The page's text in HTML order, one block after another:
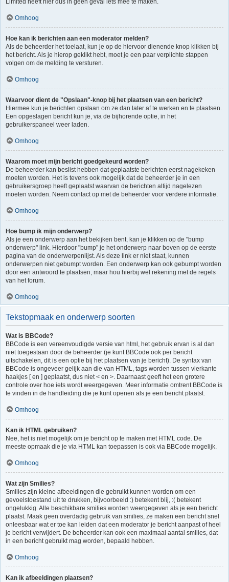
Limited heeft hier dus in geen geval iets mee te maken.
Omhoog
Hoe kan ik berichten aan een moderator melden?
Als de beheerder het toelaat, kun je op de hiervoor dienende knop klikken bij
het bericht. Als je hierop geklikt hebt, moet je een paar verplichte stappen
volgen om de melding te versturen.
Omhoog
Waarvoor dient de "Opslaan"-knop bij het plaatsen van een bericht?
Hiermee kun je berichten opslaan om ze dan later af te werken en te plaatsen.
Een opgeslagen bericht kun je, via de bijhorende optie, in het
gebruikerspaneel weer laden.
Omhoog
Waarom moet mijn bericht goedgekeurd worden?
De beheerder kan beslist hebben dat geplaatste berichten eerst nagekeken
moeten worden. Het is tevens ook mogelijk dat de beheerder je in een
gebruikersgroep heeft geplaatst waarvan de berichten altijd nagelezen
moeten worden. Neem contact op met de beheerder voor verdere informatie.
Omhoog
Hoe bump ik mijn onderwerp?
Als je een onderwerp aan het bekijken bent, kan je klikken op de "bump
onderwerp" link. Hierdoor "bump" je het onderwerp naar boven op de eerste
pagina van de onderwerpenlijst. Als deze link er niet staat, kunnen
onderwerpen niet gebumpt worden. Een onderwerp kan ook gebumpt worden
door een antwoord te plaatsen, maar hou hierbij wel rekening met de regels
van het forum.
Omhoog
Tekstopmaak en onderwerp soorten
Wat is BBCode?
BBCode is een vereenvoudigde versie van html, het gebruik ervan is al dan
niet toegestaan door de beheerder (je kunt BBCode ook per bericht
uitschakelen, dit is een optie bij het plaatsen van je bericht). De syntax van
BBCode is ongeveer gelijk aan die van HTML, tags worden tussen vierkante
haakjes [ en ] geplaatst, dus niet < en >. Daarnaast geeft het een grotere
controle over hoe iets wordt weergegeven. Meer informatie omtrent BBCode is
te vinden in de handleiding die je kunt openen als je een bericht plaatst.
Omhoog
Kan ik HTML gebruiken?
Nee, het is niet mogelijk om je bericht op te maken met HTML code. De
meeste opmaak die je via HTML kan toepassen is ook via BBCode mogelijk.
Omhoog
Wat zijn Smilies?
Smilies zijn kleine afbeeldingen die gebruikt kunnen worden om een
gevoelstoestand uit te drukken, bijvoorbeeld :) betekent blij, :( betekent
ongelukkig. Alle beschikbare smilies worden weergegeven als je een bericht
plaatst. Maak geen overdadig gebruik van smilies, ze maken een bericht snel
onleesbaar wat er toe kan leiden dat een moderator je bericht aanpast of heel
je bericht verwijdert. De beheerder kan ook een maximaal aantal smilies, dat
in een bericht gebruikt mag worden, bepaald hebben.
Omhoog
Kan ik afbeeldingen plaatsen?